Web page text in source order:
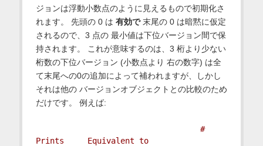
ジョンは浮動小数点のように見えるもので初期化さ
れます。 先頭の 0 は 有効で末尾の 0 は暗黙に仮定
されるので、3 点の 最小値は下位バージョン間で保
持されます。 これが意味するのは、3 桁より少ない
桁数の下位バージョン (小数点より 右の数字) は全
て末尾への0の追加によって補われますが、しかし
それは他の バージョンオブジェクトとの比較のため
だけです。 例えば:
#
Prints     Equivalent to